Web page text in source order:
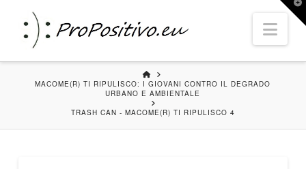
HOME
MACOME(R) TI RIPULISCO: I GIOVANI CONTRO IL DEGRADO
URBANO E AMBIENTALE
TRASH CAN - MACOME(R) TI RIPULISCO 4